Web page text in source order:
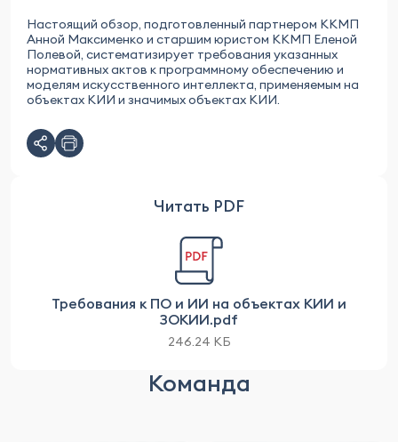
Настоящий обзор, подготовленный партнером ККМП
Анной Максименко и старшим юристом ККМП Еленой
Полевой, систематизирует требования указанных
нормативных актов к программному обеспечению и
моделям искусственного интеллекта, применяемым на
объектах КИИ и значимых объектах КИИ.
Читать PDF
Требования к ПО и ИИ на объектах КИИ и
ЗОКИИ.pdf
246.24 КБ
Команда